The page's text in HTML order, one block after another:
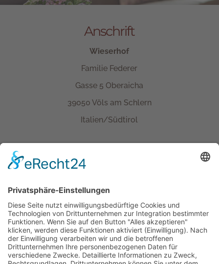
Anschrift
Wieserhof
Familie Federer
Gasse 5 Oberaicha
39050 Völs am Schlern
Italien/Südtirol
Tel.+ Fax:
Mobil+39 340 374 3624
E-Mailinfo@wieserhof.it
MwSt.-Nr. 01420690214